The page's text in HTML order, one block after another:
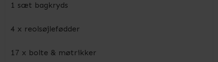
1 sæt bagkryds
4 x reolsøjlefødder
17 x bolte & møtrikker